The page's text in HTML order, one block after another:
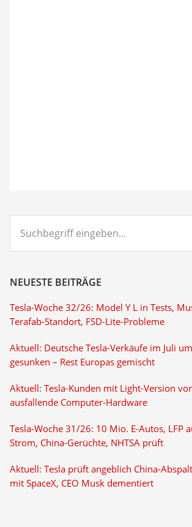
eingeben...
NEUESTE BEITRÄGE
Tesla-Woche 32/26: Model Y L in Tests,
Terafab-Standort, FSD-Lite-Probleme
Aktuell: Deutsche Tesla-Verkäufe im Juli
gesunken – Rest Europas gemischt
Aktuell: Tesla-Kunden mit Light-Version
ausfallende Computer-Hardware
Tesla-Woche 31/26: 10 Mio. E-Autos, LFP
Strom, China-Gerüchte, NHTSA prüft
Aktuell: Tesla prüft angeblich China-
mit SpaceX, CEO Musk dementiert